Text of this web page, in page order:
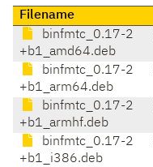
Filename
binfmtc_0.17-2
+b1_amd64.deb
binfmtc_0.17-2
+b1_arm64.deb
binfmtc_0.17-2
+b1_armhf.deb
binfmtc_0.17-2
+b1_i386.deb